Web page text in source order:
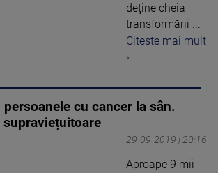
deţine cheia
transformării ...
Citeste mai mult
›
cu cancer la sân.
supraviețuitoare
29-09-2019 | 20:16
Aproape 9 mii